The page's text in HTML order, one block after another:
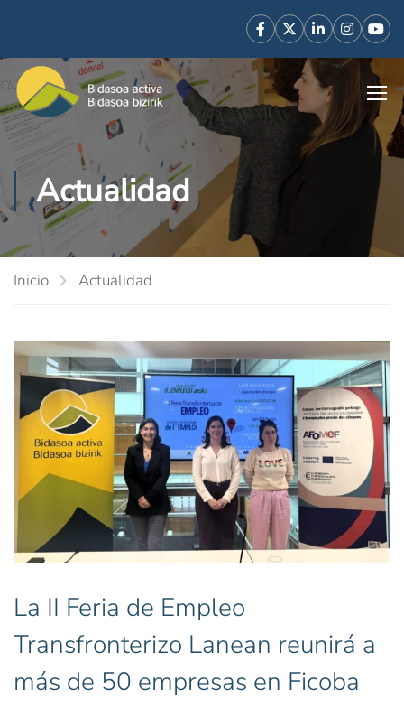
Actualidad
Inicio Actualidad
La II Feria de Empleo
Transfronterizo Lanean reunirá a
más de 50 empresas en Ficoba